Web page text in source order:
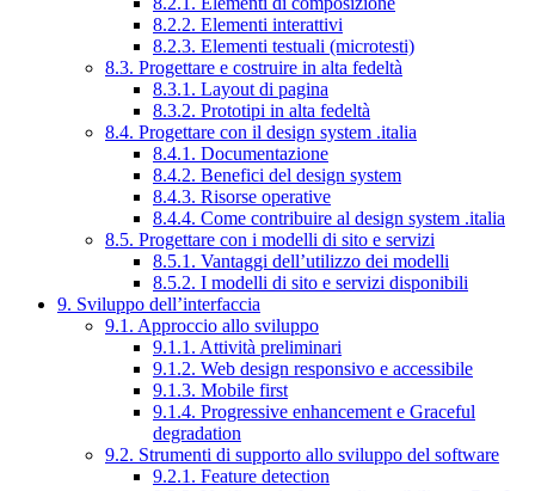
8.2.2. Elementi interattivi
8.2.3. Elementi testuali (microtesti)
8.3. Progettare e costruire in alta fedeltà
8.3.1. Layout di pagina
8.3.2. Prototipi in alta fedeltà
8.4. Progettare con il design system .italia
8.4.1. Documentazione
8.4.2. Benefici del design system
8.4.3. Risorse operative
8.4.4. Come contribuire al design system .italia
8.5. Progettare con i modelli di sito e servizi
8.5.1. Vantaggi dell’utilizzo dei modelli
8.5.2. I modelli di sito e servizi disponibili
9. Sviluppo dell’interfaccia
9.1. Approccio allo sviluppo
9.1.1. Attività preliminari
9.1.2. Web design responsivo e accessibile
9.1.3. Mobile first
9.1.4. Progressive enhancement e Graceful
degradation
9.2. Strumenti di supporto allo sviluppo del software
9.2.1. Feature detection